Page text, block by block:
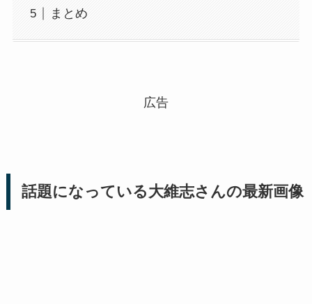
まとめ
広告
話題になっている大維志さんの最新画像